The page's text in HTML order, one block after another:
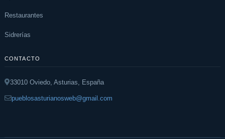
Restaurantes
Sidrerías
CONTACTO
33010 Oviedo, Asturias, España
pueblosasturianosweb@gmail.com